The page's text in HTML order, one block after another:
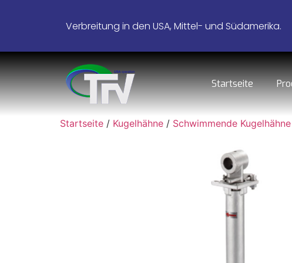
Verbreitung in den USA, Mittel- und Südamerika.
Startseite
Startseite / Kugelhähne / Schwimmende Kugelhähne